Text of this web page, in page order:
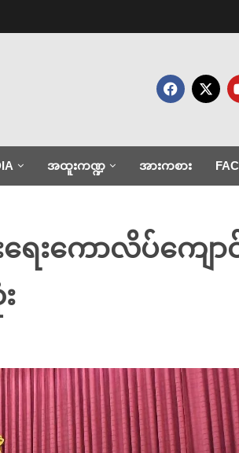
အထူးကဏ္ဍ အားကစား
ရေးကောလိပ်ကျေ